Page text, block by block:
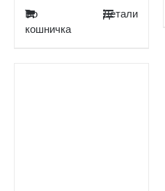
Во
кошничка
Детали